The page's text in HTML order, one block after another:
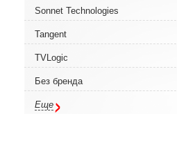
Sonnet Technologies
Tangent
TVLogic
Без бренда
Еще